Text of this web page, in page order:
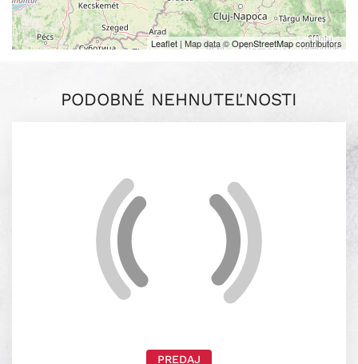
Leaflet | Map data ©OpenStreetMapcontributors
PODOBNÉ NEHNUTEĽNOSTI
PREDAJ